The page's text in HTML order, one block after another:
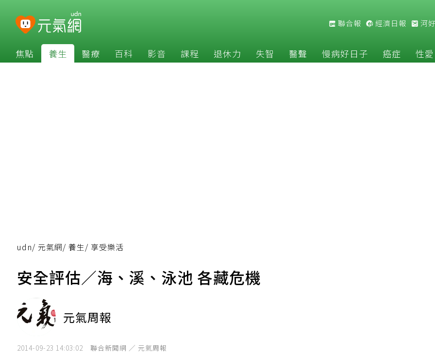
聯合報 經濟日報 河
焦點 養生 醫療 百科 影音 課程 退休力 失智 醫聲 慢病好日子 癌症 性愛
udn/ 元氣網/ 養生/ 享受樂活
安全評估／海、溪、泳池 各藏危機
元氣周報
2014-09-23 14:03:02 聯合新聞網 ／ 元氣周報